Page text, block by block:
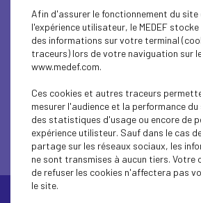
ECONOMY
Afin d'assurer le fonctionnement du site
l'expérience utilisateur, le MEDEF
des informations sur votre terminal
traceurs) lors de votre naviguation sur
www.medef.com.
Ces cookies et autres traceurs
mesurer l'audience et la performance
des statistiques d'usage ou encore de
expérience utilisteur. Sauf dans le cas
partage sur les réseaux sociaux, les
ne sont transmises à aucun tiers. Votre
de refuser les cookies n'affectera pas
le site.